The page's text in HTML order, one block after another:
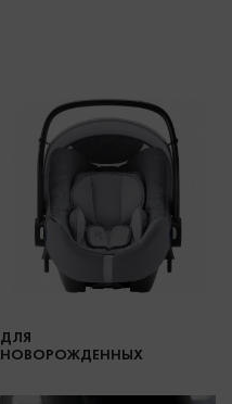
ДЛЯ
НОВОРОЖДЕННЫХ